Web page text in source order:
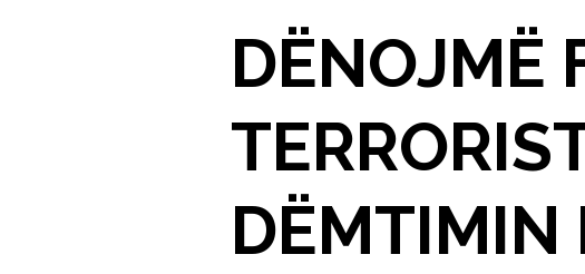
DËNOJMË
DËMTIMIN